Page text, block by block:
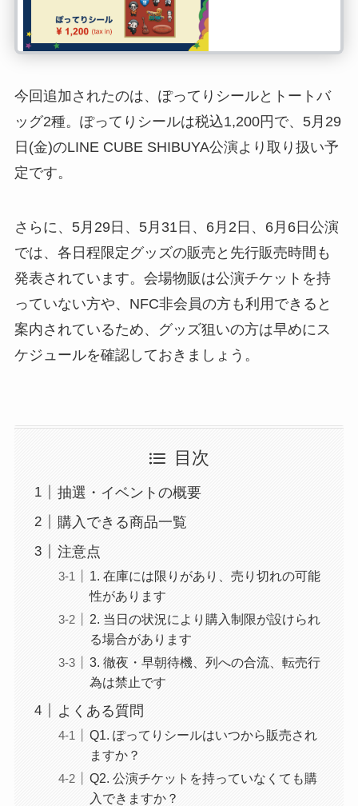
今回追加されたのは、ぽってりシールとトートバ
ッグ2種。ぽってりシールは税込1,200円で、5月29
日(金)のLINE CUBE SHIBUYA公演より取り扱い予
定です。
さらに、5月29日、5月31日、6月2日、6月6日公演
では、各日程限定グッズの販売と先行販売時間も
発表されています。会場物販は公演チケットを持
っていない方や、NFC非会員の方も利用できると
案内されているため、グッズ狙いの方は早めにス
ケジュールを確認しておきましょう。
目次
抽選・イベントの概要
購入できる商品一覧
注意点
1. 在庫には限りがあり、売り切れの可能
性があります
2. 当日の状況により購入制限が設けられ
る場合があります
3. 徹夜・早朝待機、列への合流、転売行
為は禁止です
よくある質問
Q1. ぽってりシールはいつから販売され
ますか？
Q2. 公演チケットを持っていなくても購
入できますか？